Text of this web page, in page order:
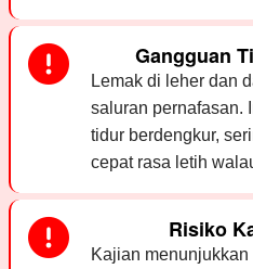
Gangguan
Lemak di leher dan
saluran pernafasan.
tidur berdengkur,
cepat rasa letih
Risiko
Kajian